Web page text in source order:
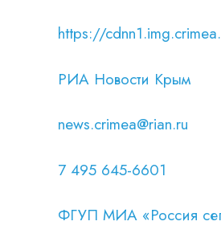
https://
РИА Новости Крым
news.crimea@rian.ru
7 495 645-6601
ФГУП МИА «Россия